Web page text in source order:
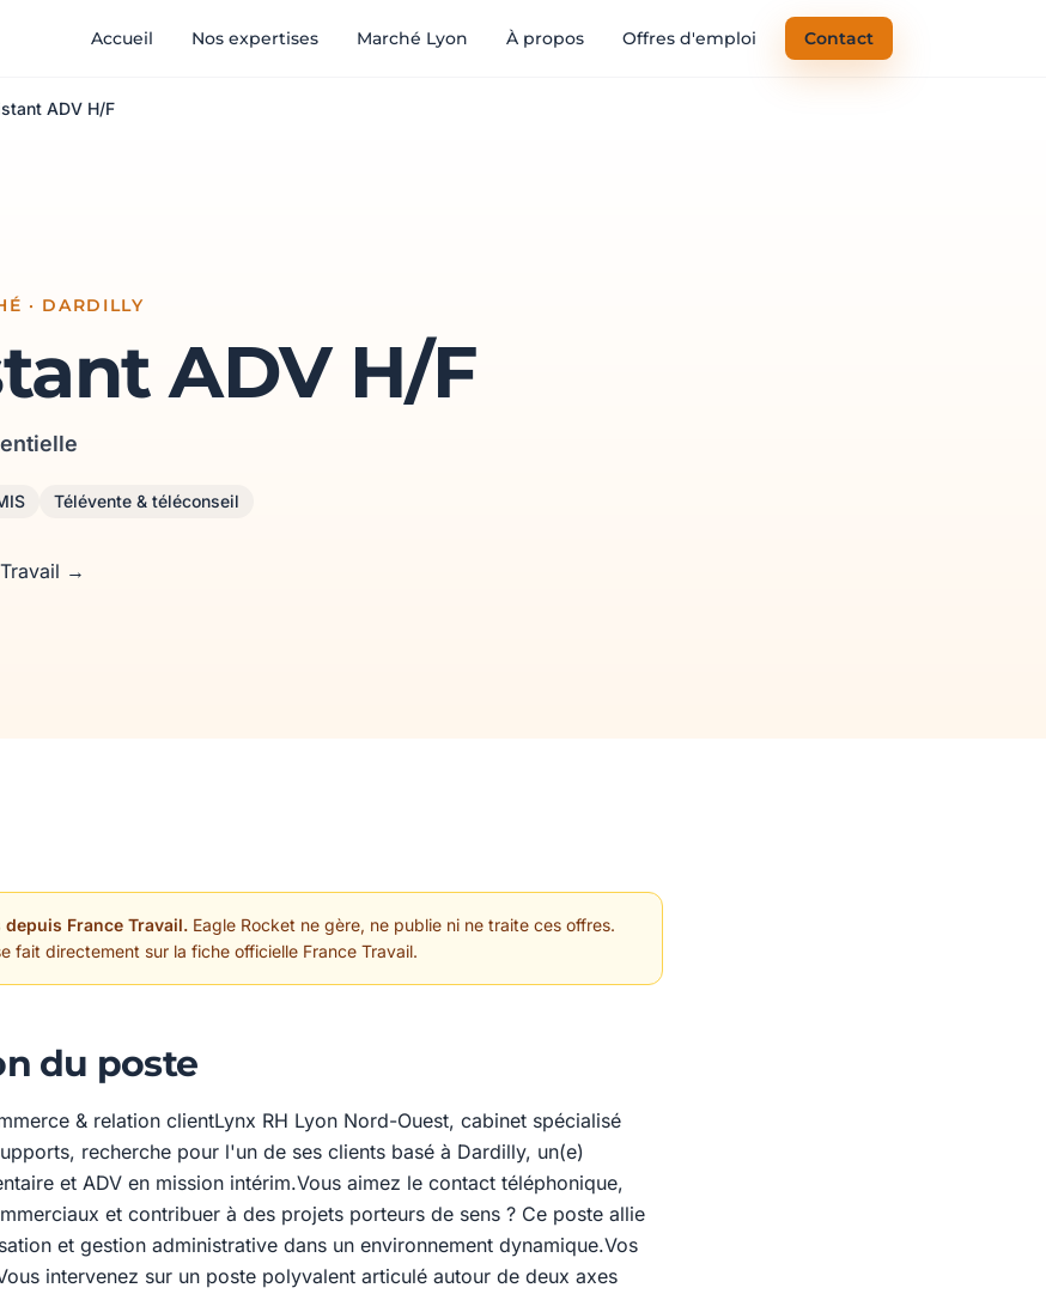
Accueil Nos expertises Marché Lyon À propos Offres d'emploi Contact
ADV H/F
· DARDILLY
ADV H/F
Télévente & téléconseil
→
France Travail. Eagle Rocket ne gère, ne publie ni ne traite ces offres.
fait directement sur la fiche officielle France Travail.
du poste
& relation clientLynx RH Lyon Nord-Ouest, cabinet spécialisé
recherche pour l'un de ses clients basé à Dardilly, un(e)
et ADV en mission intérim.Vous aimez le contact téléphonique,
et contribuer à des projets porteurs de sens ? Ce poste allie
et gestion administrative dans un environnement dynamique.Vos
intervenez sur un poste polyvalent articulé autour de deux axes